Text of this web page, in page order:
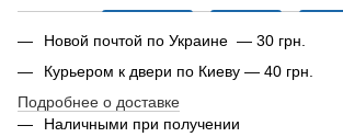
Новой почтой по Украине — 30 грн.
Курьером к двери по Киеву — 40 грн.
Подробнее о доставке
Наличными при получении